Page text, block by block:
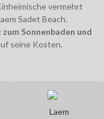
vermehrt
Sadet Beach.
Sonnenbaden und
seine Kosten.